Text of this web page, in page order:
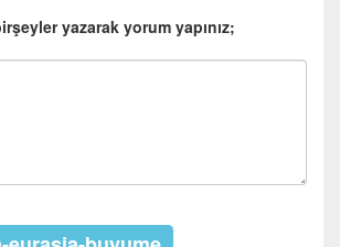
yazarak yorum yapınız;